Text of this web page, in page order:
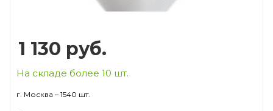
1 130 руб.
На складе более 10 шт.
г. Москва – 1540 шт.